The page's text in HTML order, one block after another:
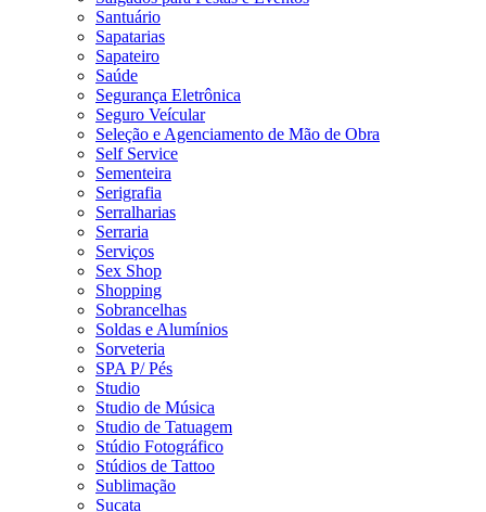
Santuário
Sapatarias
Sapateiro
Saúde
Segurança Eletrônica
Seguro Veícular
Seleção e Agenciamento de Mão de Obra
Self Service
Sementeira
Serigrafia
Serralharias
Serraria
Serviços
Sex Shop
Shopping
Sobrancelhas
Soldas e Alumínios
Sorveteria
SPA P/ Pés
Studio
Studio de Música
Studio de Tatuagem
Stúdio Fotográfico
Stúdios de Tattoo
Sublimação
Sucata